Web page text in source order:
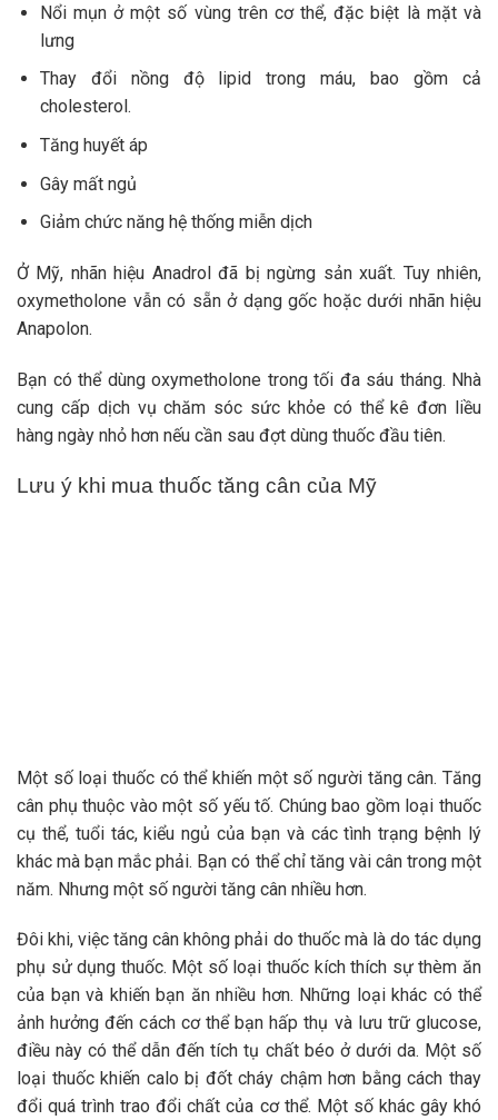
Nổi mụn ở một số vùng trên cơ thể, đặc biệt là mặt và
lưng
Thay đổi nồng độ lipid trong máu, bao gồm cả
cholesterol.
Tăng huyết áp
Gây mất ngủ
Giảm chức năng hệ thống miễn dịch
Ở Mỹ, nhãn hiệu Anadrol đã bị ngừng sản xuất. Tuy nhiên,
oxymetholone vẫn có sẵn ở dạng gốc hoặc dưới nhãn hiệu
Anapolon.
Bạn có thể dùng oxymetholone trong tối đa sáu tháng. Nhà
cung cấp dịch vụ chăm sóc sức khỏe có thể kê đơn liều
hàng ngày nhỏ hơn nếu cần sau đợt dùng thuốc đầu tiên.
Lưu ý khi mua thuốc tăng cân của Mỹ
Một số loại thuốc có thể khiến một số người tăng cân. Tăng
cân phụ thuộc vào một số yếu tố. Chúng bao gồm loại thuốc
cụ thể, tuổi tác, kiểu ngủ của bạn và các tình trạng bệnh lý
khác mà bạn mắc phải. Bạn có thể chỉ tăng vài cân trong một
năm. Nhưng một số người tăng cân nhiều hơn.
Đôi khi, việc tăng cân không phải do thuốc mà là do tác dụng
phụ sử dụng thuốc. Một số loại thuốc kích thích sự thèm ăn
của bạn và khiến bạn ăn nhiều hơn. Những loại khác có thể
ảnh hưởng đến cách cơ thể bạn hấp thụ và lưu trữ glucose,
điều này có thể dẫn đến tích tụ chất béo ở dưới da. Một số
loại thuốc khiến calo bị đốt cháy chậm hơn bằng cách thay
đổi quá trình trao đổi chất của cơ thể. Một số khác gây khó